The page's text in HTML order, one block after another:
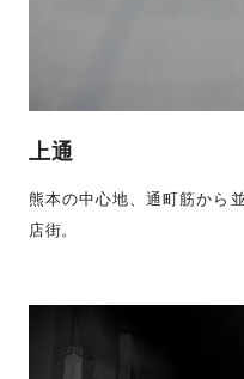
上通
熊本の中心地、通町筋から
店街。